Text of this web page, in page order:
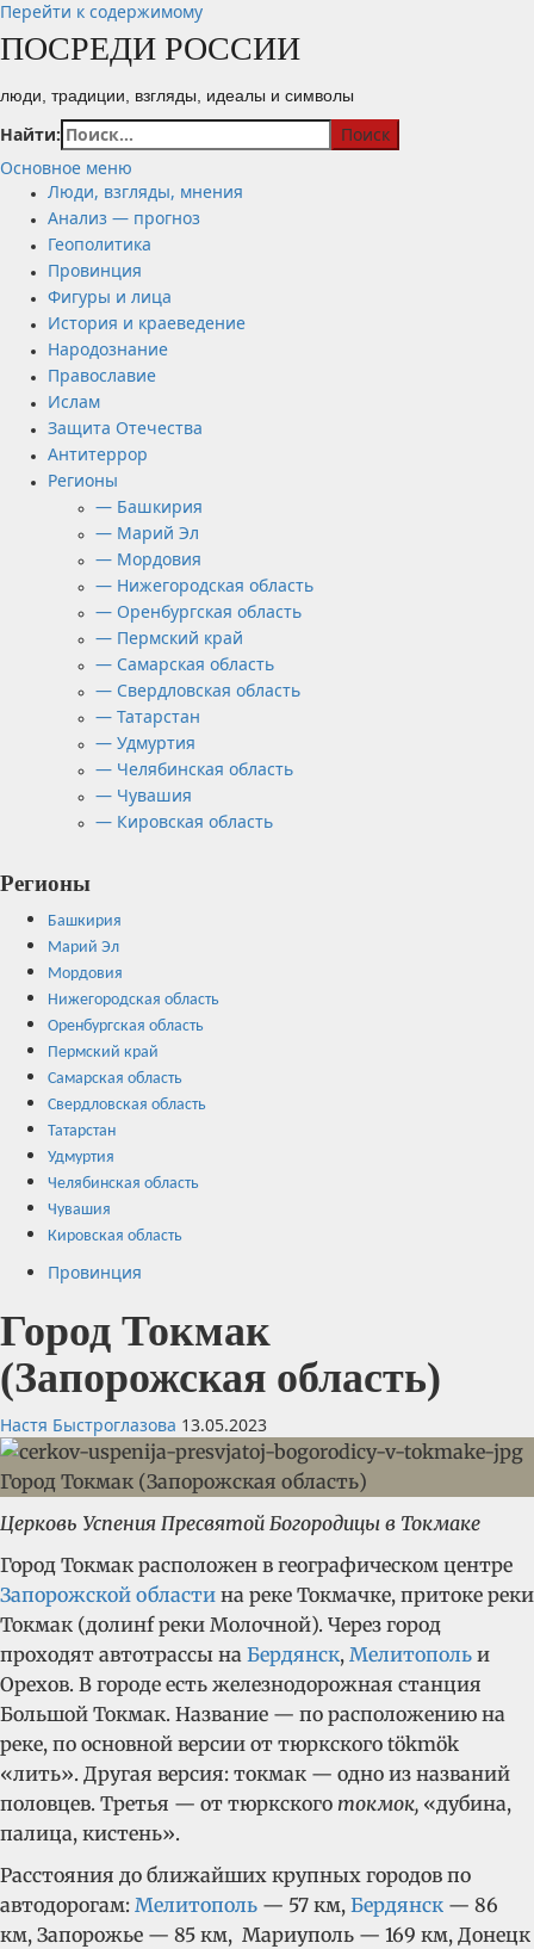
Перейти к содержимому
ПОСРЕДИ РОССИИ
люди, традиции, взгляды, идеалы и символы
Найти:
Основное меню
Люди, взгляды, мнения
Анализ — прогноз
Геополитика
Провинция
Фигуры и лица
История и краеведение
Народознание
Православие
Ислам
Защита Отечества
Антитеррор
Регионы
— Башкирия
— Марий Эл
— Мордовия
— Нижегородская область
— Оренбургская область
— Пермский край
— Самарская область
— Свердловская область
— Татарстан
— Удмуртия
— Челябинская область
— Чувашия
— Кировская область
Регионы
Башкирия
Марий Эл
Мордовия
Нижегородская область
Оренбургская область
Пермский край
Самарская область
Свердловская область
Татарстан
Удмуртия
Челябинская область
Чувашия
Кировская область
Провинция
Город Токмак
(Запорожская область)
Настя Быстроглазова 13.05.2023
Церковь Успения Пресвятой Богородицы в Токмаке
Город Токмак расположен в географическом центре
Запорожской области на реке Токмачке, притоке реки
Токмак (долинf реки Молочной). Через город
проходят автотрассы на Бердянск, Мелитополь и
Орехов. В городе есть железнодорожная станция
Большой Токмак. Название — по расположению на
реке, по основной версии от тюркского tökmӧk
«лить». Другая версия: токмак — одно из названий
половцев. Третья — от тюркского токмок, «дубина,
палица, кистень».
Расстояния до ближайших крупных городов по
автодорогам: Мелитополь — 57 км, Бердянск — 86
км, Запорожье — 85 км, Мариуполь — 169 км, Донецк